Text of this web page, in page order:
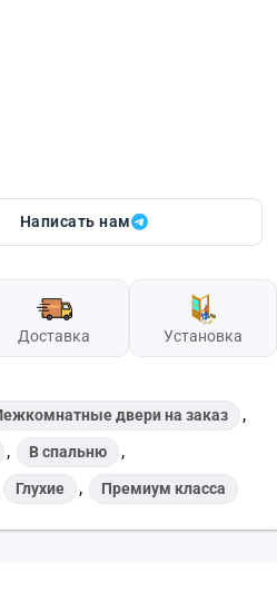
Написать нам
Доставка Установка
двери на заказ ,
, В спальню ,
Глухие , Премиум класса